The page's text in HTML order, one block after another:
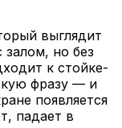
выглядит
залом, но без
к стойке-
фразу — и
появляется
падает в